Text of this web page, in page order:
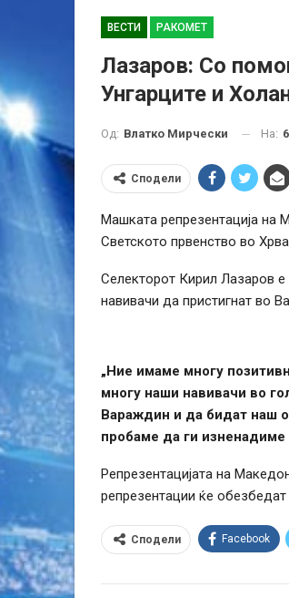
ВЕСТИ РАКОМЕТ
Лазаров: Со
Унгарците и
Од: Влатко Мирчески На:
Сподели
Машката репрезентација на
Светското првенство во
Селекторот Кирил Лазаров e
навивачи да пристигнат во
„Ние имаме многу
многу наши навивачи во
Вараждин и да бидат наш
пробаме да ги изненадиме
Репрезентацијата на
репрезентации ќе
Сподели Facebook